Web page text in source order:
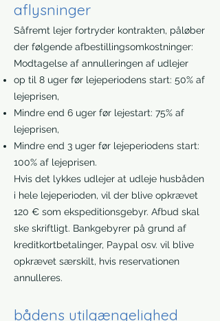
aflysninger
Såfremt lejer fortryder kontrakten, påløber
der følgende afbestillingsomkostninger:
Modtagelse af annulleringen af udlejer
op til 8 uger før lejeperiodens start: 50% af
lejeprisen,
Mindre end 6 uger før lejestart: 75% af
lejeprisen,
Mindre end 3 uger før lejeperiodens start:
100% af lejeprisen.
Hvis det lykkes udlejer at udleje husbåden
i hele lejeperioden, vil der blive opkrævet
120 € som ekspeditionsgebyr. Afbud skal
ske skriftligt. Bankgebyrer på grund af
kreditkortbetalinger, Paypal osv. vil blive
opkrævet særskilt, hvis reservationen
annulleres.
bådens utilgængelighed